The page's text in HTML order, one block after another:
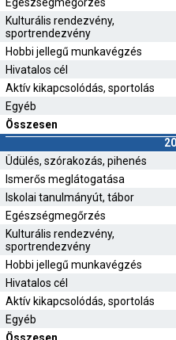
Kulturális rendezvény,
sportrendezvény
Hobbi jellegű munkavégzés
Hivatalos cél
Aktív kikapcsolódás, sportolás
Egyéb
Összesen
Üdülés, szórakozás, pihenés
Ismerős meglátogatása
Iskolai tanulmányút, tábor
Egészségmegőrzés
Kulturális rendezvény,
sportrendezvény
Hobbi jellegű munkavégzés
Hivatalos cél
Aktív kikapcsolódás, sportolás
Egyéb